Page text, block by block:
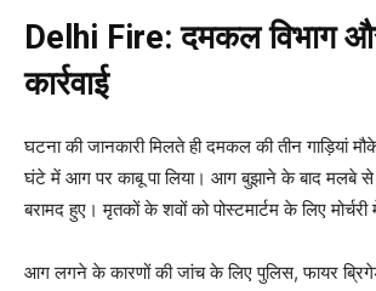
Delhi Fire: दमकल विभाग
कार्रवाई
घटना की जानकारी मिलते ही दमकल की तीन गाड़ियां
घंटे में आग पर काबू पा लिया। आग बुझाने के बाद मलबे
बरामद हुए। मृतकों के शवों को पोस्टमार्टम के लिए
आग लगने के कारणों की जांच के लिए पुलिस, फायर